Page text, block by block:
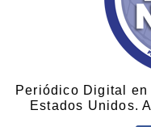
Periódico Digital
Estados Unidos.